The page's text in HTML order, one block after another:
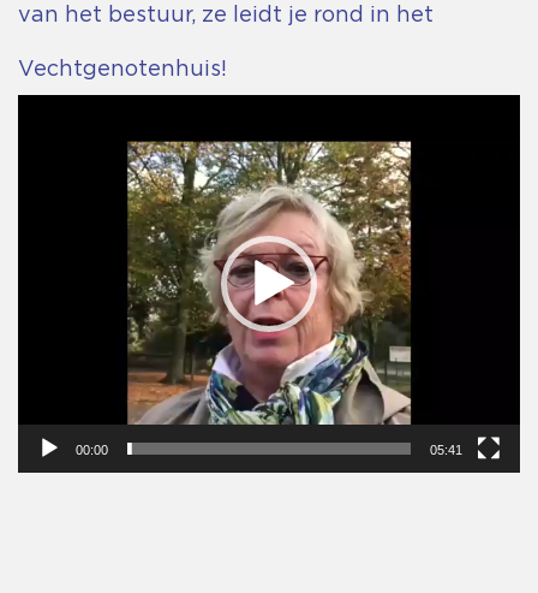
van het bestuur, ze leidt je rond in het
Vechtgenotenhuis!
00:00 05:41